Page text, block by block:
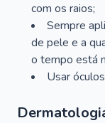
com os raios;
Sempre
de pele e a
o tempo está
Usar